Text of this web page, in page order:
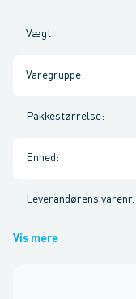
Vægt:
Varegruppe:
Pakkestørrelse:
Enhed :
Leverandørens varenr.
Vis mere